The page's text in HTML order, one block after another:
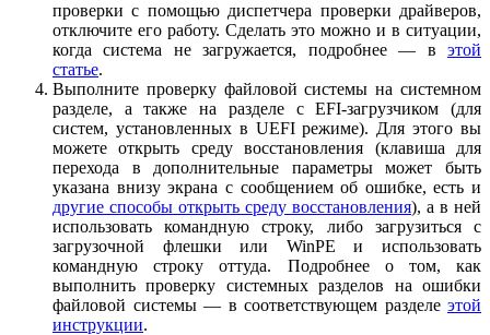
проверки с помощью диспетчера проверки драйверов,
отключите его работу. Сделать это можно и в ситуации,
когда система не загружается, подробнее — в этой
статье.
Выполните проверку файловой системы на системном
разделе, а также на разделе с EFI-загрузчиком (для
систем, установленных в UEFI режиме). Для этого вы
можете открыть среду восстановления (клавиша для
перехода в дополнительные параметры может быть
указана внизу экрана с сообщением об ошибке, есть и
другие способы открыть среду восстановления), а в ней
использовать командную строку, либо загрузиться с
загрузочной флешки или WinPE и использовать
командную строку оттуда. Подробнее о том, как
выполнить проверку системных разделов на ошибки
файловой системы — в соответствующем разделе этой
инструкции.